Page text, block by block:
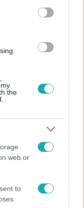
the
web or
to
- Édesapja